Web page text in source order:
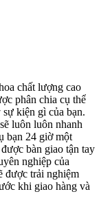
chất lượng cao
phân chia cụ thể
kiện gì của bạn.
luôn luôn nhanh
bạn 24 giờ một
bàn giao tận tay
nghiệp của
được trải nghiệm
khi giao hàng và